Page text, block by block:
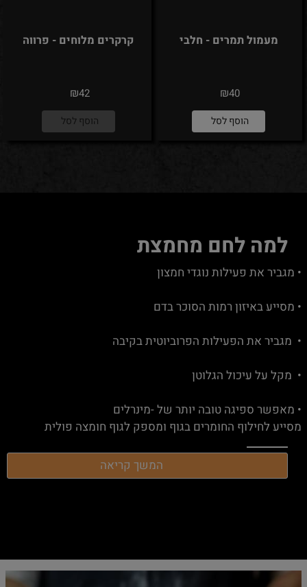
מעמול תמרים - חלבי
₪40
הוסף לסל
קרקרים מלוחים - פרווה
₪42
הוסף לסל
למה לחם מחמצת
• מגביר את פעילות נוגדי חמצון
• מסייע באיזון רמות הסוכר בדם
• מגביר את הפעילות הפרוביוטית בקיבה
• מקל על עיכול הגלוטן
• מאפשר ספיגה טובה יותר של -מינרלים
מסייע לחילוף החומרים בגוף ומספק לגוף חומצה פולית
המשך קריאה